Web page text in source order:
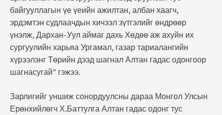
байгууллагын үе үеийн ажилтан, албан хаагч,
эрдэмтэн судлаачдын хичээл зүтгэлийг өндрөөр
үнэлж, Дархан-Уул аймаг дахь Хөдөө аж ахуйн их
сургуулийн харьяа Ургамал, газар тариалангийн
хүрээлэнг Төрийн дээд шагнал Алтан гадас одонгоор
шагнасугай” гэжээ.
Зарлигийг уншиж сонордуулсны дараа Монгол Улсын
Ерөнхийлөгч Х.Баттулга Алтан гадас одонг тус